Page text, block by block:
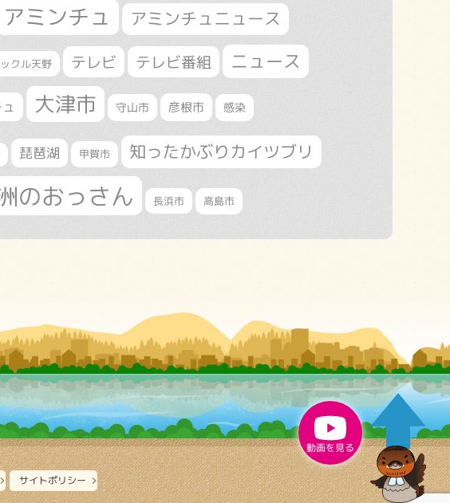
動画を見る
アミンチュ アミンチュニュース
クル天野 テレビ テレビ番組 ニュース
大津市 守山市 彦根市 感染
琵琶湖 甲賀市 知ったかぶりカイツブリ
のおっさん 長浜市 高島市
サイトポリシー